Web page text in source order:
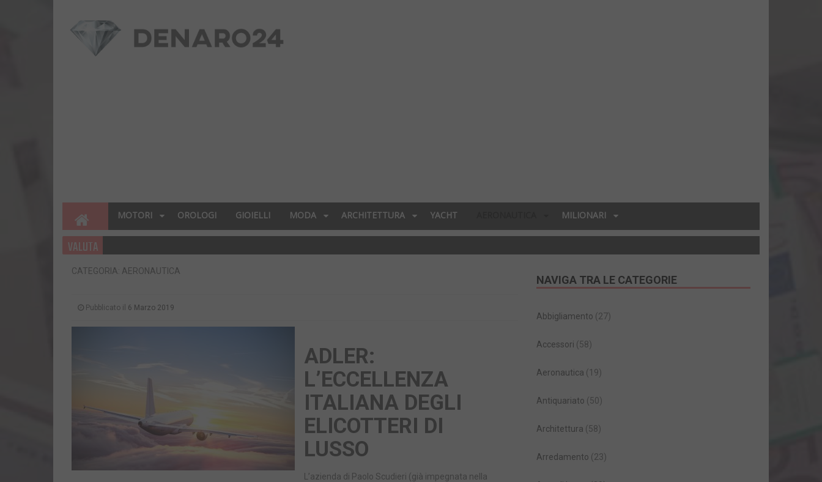
MOTORI OROLOGI GIOIELLI MODA ARCHITETTURA YACHT MILIONARI
VALUTA
CATEGORIA: AERONAUTICA
Pubblicato il 6 Marzo 2019
ADLER:
L’ECCELLENZA
ITALIANA DEGLI
ELICOTTERI DI
LUSSO
L’azienda di Paolo Scudieri (già impegnata nella
NAVIGA TRA LE CATEGORIE
Abbigliamento (27)
Accessori (58)
Aeronautica (19)
Antiquariato (50)
Architettura (58)
Arredamento (23)